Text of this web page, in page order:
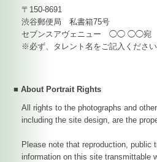
〒150-8691
渋谷郵便局 私書箱75号
セブンスアヴェニュー ◯◯ ◯◯宛
※必ず、タレント名をご記入ください
■ About Portrait Rights
All rights to the photographs and
including the site design, are the
Please note that reproduction, public
information on this site transmittable